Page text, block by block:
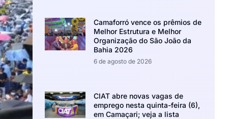
Camaforró vence os prêmios de
Melhor Estrutura e Melhor
Organização do São João da
Bahia 2026
6 de agosto de 2026
CIAT abre novas vagas de
emprego nesta quinta-feira (6),
em Camaçari; veja a lista